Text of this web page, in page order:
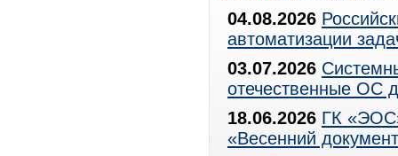
04.08.2026
автоматизации
03.07.2026
отечественные ОС
18.06.2026 ГК
«Весенний